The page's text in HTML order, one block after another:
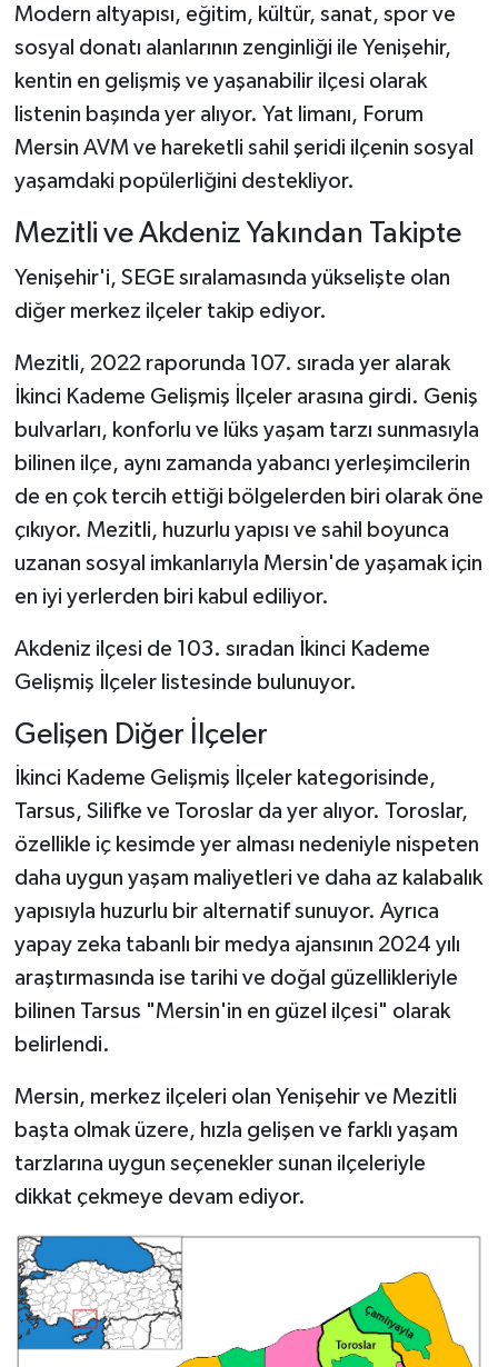
Modern altyapısı, eğitim, kültür, sanat, spor ve
sosyal donatı alanlarının zenginliği ile Yenişehir,
kentin en gelişmiş ve yaşanabilir ilçesi olarak
listenin başında yer alıyor. Yat limanı, Forum
Mersin AVM ve hareketli sahil şeridi ilçenin sosyal
yaşamdaki popülerliğini destekliyor.
Mezitli ve Akdeniz Yakından Takipte
Yenişehir'i, SEGE sıralamasında yükselişte olan
diğer merkez ilçeler takip ediyor.
Mezitli, 2022 raporunda 107. sırada yer alarak
İkinci Kademe Gelişmiş İlçeler arasına girdi. Geniş
bulvarları, konforlu ve lüks yaşam tarzı sunmasıyla
bilinen ilçe, aynı zamanda yabancı yerleşimcilerin
de en çok tercih ettiği bölgelerden biri olarak öne
çıkıyor. Mezitli, huzurlu yapısı ve sahil boyunca
uzanan sosyal imkanlarıyla Mersin'de yaşamak için
en iyi yerlerden biri kabul ediliyor.
Akdeniz ilçesi de 103. sıradan İkinci Kademe
Gelişmiş İlçeler listesinde bulunuyor.
Gelişen Diğer İlçeler
İkinci Kademe Gelişmiş İlçeler kategorisinde,
Tarsus, Silifke ve Toroslar da yer alıyor. Toroslar,
özellikle iç kesimde yer alması nedeniyle nispeten
daha uygun yaşam maliyetleri ve daha az kalabalık
yapısıyla huzurlu bir alternatif sunuyor. Ayrıca
yapay zeka tabanlı bir medya ajansının 2024 yılı
araştırmasında ise tarihi ve doğal güzellikleriyle
bilinen Tarsus "Mersin'in en güzel ilçesi" olarak
belirlendi.
Mersin, merkez ilçeleri olan Yenişehir ve Mezitli
başta olmak üzere, hızla gelişen ve farklı yaşam
tarzlarına uygun seçenekler sunan ilçeleriyle
dikkat çekmeye devam ediyor.